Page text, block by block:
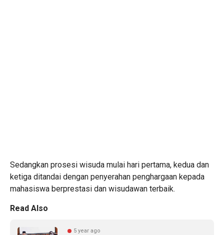
Sedangkan prosesi wisuda mulai hari pertama, kedua dan
ketiga ditandai dengan penyerahan penghargaan kepada
mahasiswa berprestasi dan wisudawan terbaik.
Read Also
5 year ago